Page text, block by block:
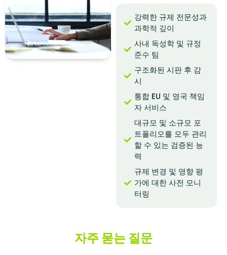
강력한 규제 전문성과
과학적 깊이
사내 독성학 및 규정
준수 팀
구조화된 시판 후 감
시
통합 EU 및 영국 책임
자 서비스
대규모 및 소규모 포
트폴리오를 모두 관리
할 수 있는 검증된 능
력
규제 변경 및 영향 평
가에 대한 사전 모니
터링
자주 묻는 질문